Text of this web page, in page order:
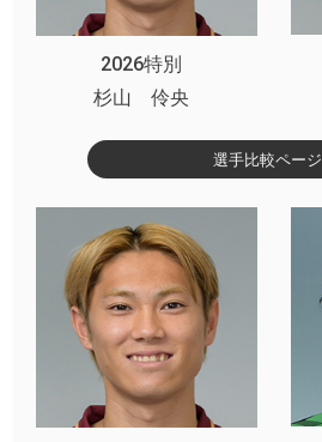
2026特別
杉山 伶央
選手比較ページ